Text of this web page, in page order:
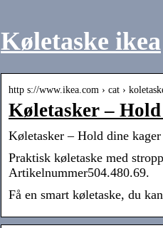
Køletaske ikea
http s://www.ikea.com › cat ›
Køletasker –
Køletasker – Hold dine
Praktisk køletaske med
Artikelnummer504.480.69.
Få en smart køletaske, du